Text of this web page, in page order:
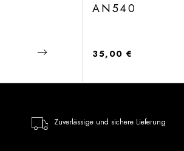
AN540
Regulärer Preis:
35,00 €
Zuverlässige und sichere Lieferung